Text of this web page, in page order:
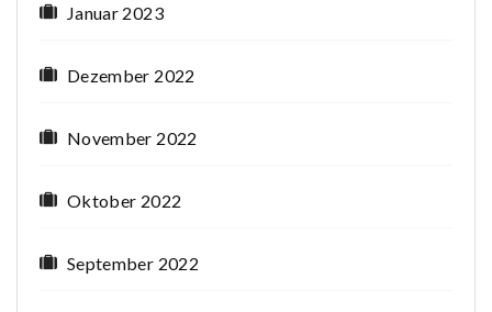
Januar 2023
Dezember 2022
November 2022
Oktober 2022
September 2022